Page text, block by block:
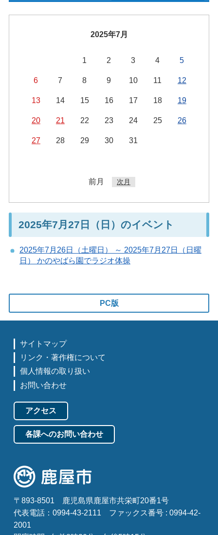
2025年7月
1 2 3 4 5
6 7 8 9 10 11 12
13 14 15 16 17 18 19
20 21 22 23 24 25 26
27 28 29 30 31
前月 次月
2025年7月27日（日）のイベント
2025年7月26日（土曜日） ～ 2025年7月27日（日曜
日） かのやばら園でラジオ体操
PC版
サイトマップ
リンク・著作権について
個人情報の取り扱い
お問い合わせ
アクセス
各課へのお問い合わせ
〒893-8501
鹿児島県鹿屋市共栄町20番1号
代表電話：0994-43-2111
ファックス番号 : 0994-42-
2001